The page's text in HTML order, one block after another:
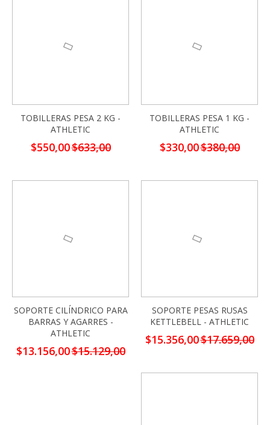
TOBILLERAS PESA 2 KG -
ATHLETIC
Precio
especial
$550,00$633,00
TOBILLERAS PESA 1 KG -
ATHLETIC
Precio
especial
$330,00$380,00
SOPORTE CILÍNDRICO PARA
BARRAS Y AGARRES -
ATHLETIC
Precio
especial
$13.156,00$15.129,00
SOPORTE PESAS RUSAS
KETTLEBELL - ATHLETIC
Precio
especial
$15.356,00$17.659,00